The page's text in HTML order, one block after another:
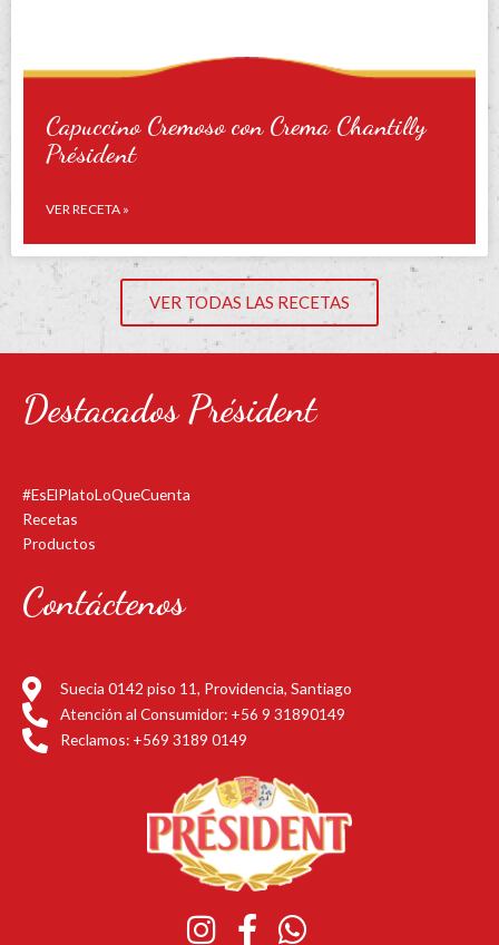
Capuccino Cremoso con Crema Chantilly
Président
VER RECETA »
VER TODAS LAS RECETAS
Destacados Président
#EsElPlatoLoQueCuenta
Recetas
Productos
Contáctenos
Suecia 0142 piso 11, Providencia, Santiago
Atención al Consumidor: +56 9 31890149
Reclamos: +569 3189 0149